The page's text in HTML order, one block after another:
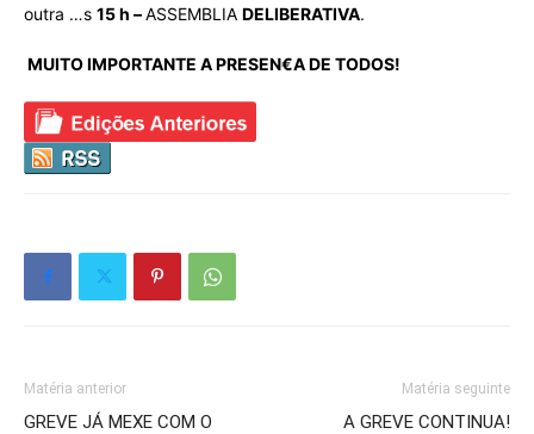
outra …s 15 h –ASSEMBLIA DELIBERATIVA.
 MUITO IMPORTANTE A PRESEN€A DE TODOS!
Matéria anterior
GREVE JÁ MEXE COM O
Matéria seguinte
A GREVE CONTINUA!